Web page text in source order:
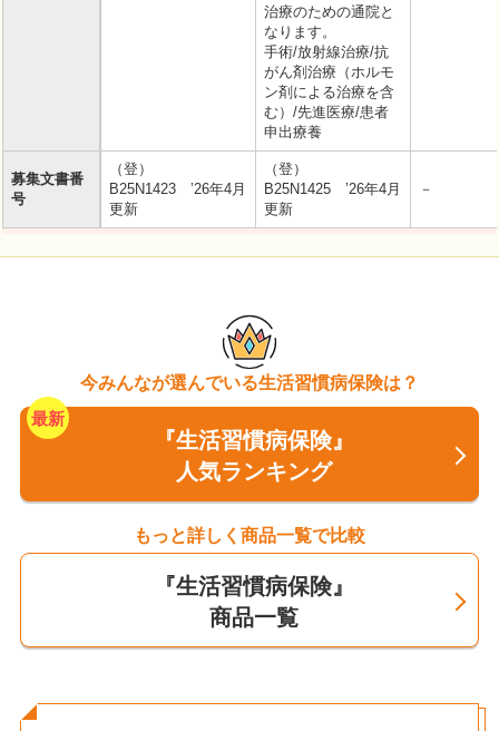
治療のための通院と
なります。
手術/放射線治療/抗
がん剤治療（ホルモ
ン剤による治療を含
む）/先進医療/患者
申出療養
募集文書番
号
（登）
B25N1423 ’26年4月
更新
（登）
B25N1425 ’26年4月
更新
－
今みんなが選んでいる生活習慣病保険は？
『生活習慣病保険』
人気ランキング
もっと詳しく商品一覧で比較
『生活習慣病保険』
商品一覧